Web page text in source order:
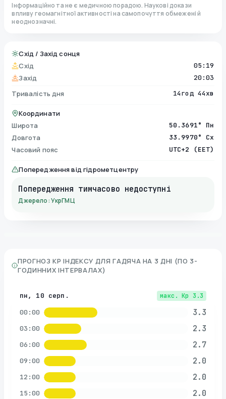
Інформаційно та не є медичною порадою. Наукові докази
впливу геомагнітної активності на самопочуття обмежені й
неоднозначні.
Схід / Захід сонця
Схід
05:19
Захід 20:03
Тривалість дня 14год 44хв
Координати
Широта
50.3691° Пн
Довгота 33.9970° Сх
Часовий пояс UTC+2 (EET)
Попередження від гідрометцентру
Попередження тимчасово недоступні
Джерело: УкрГМЦ
ПРОГНОЗ KP ІНДЕКСУ ДЛЯ ГАДЯЧА НА 3 ДНІ (ПО 3-
ГОДИННИХ ІНТЕРВАЛАХ)
пн, 10 серп. макс. Kp 3.3
00:00 3.3
03:00 2.3
06:00 2.7
09:00 2.0
12:00 2.0
15:00 2.0